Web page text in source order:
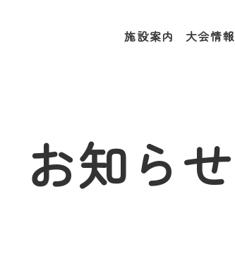
施設案内 大会情報
お知らせ